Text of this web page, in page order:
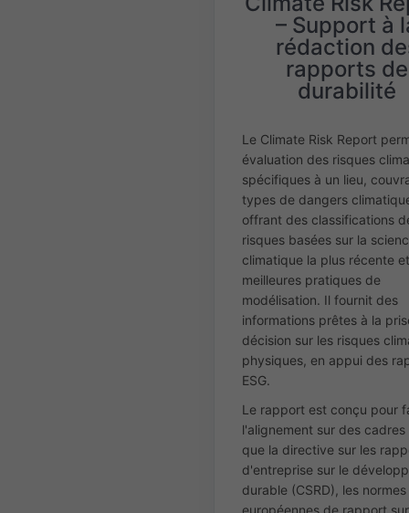
– Support à
rédaction
rapports de
durabilité
Le Climate Risk Report
évaluation des risques
spécifiques à un lieu,
types de dangers
offrant des classifications
risques basées sur la
climatique la plus récente
meilleures pratiques de
modélisation. Il fournit des
informations prêtes à la
décision sur les risques
physiques, en appui des
ESG.
Le rapport est conçu pour
l'alignement sur des cadres
que la directive sur les
d'entreprise sur le
durable (CSRD), les normes
européennes de rapport